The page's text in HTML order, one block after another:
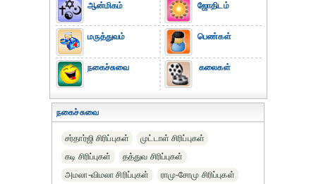
ஆன்மிகம்
மருத்துவம்
நகைச்சுவை
ஜோதிடம்
பெண்கள்
கலைகள்
நகைச்சுவை
சர்தார்ஜி சிரிப்புகள்
முட்டாள் சிரிப்புகள்
கடி சிரிப்புகள்
தத்துவ சிரிப்புகள்
அமலா-விமலா சிரிப்புகள்
ராமு-சோமு சிரிப்புகள்